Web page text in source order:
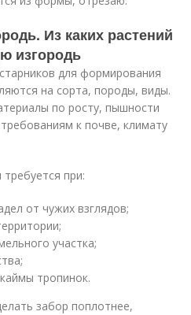
Из каких растений
изгородь
для формирования
на сорта, породы, виды.
по росту, пышности
к почве, климату
при:
от чужих взглядов;
участка;
тропинок.
забор поплотнее,